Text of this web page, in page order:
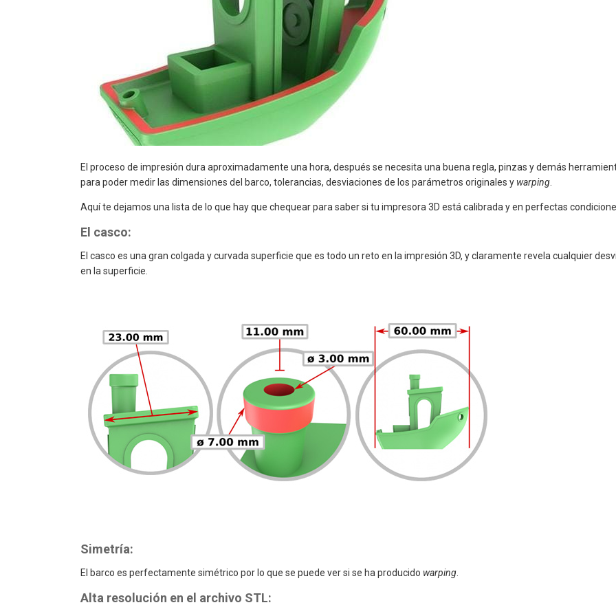
El proceso de impresión dura aproximadamente una hora, después se necesita una buena regla, pinzas y demás
para poder medir las dimensiones del barco, tolerancias, desviaciones de los parámetros originales y warping
Aquí te dejamos una lista de lo que hay que chequear para saber si tu impresora 3D está calibrada y en perfectas
El casco:
El casco es una gran colgada y curvada superficie que es todo un reto en la impresión 3D, y claramente revela cualquier
en la superficie.
Simetría:
El barco es perfectamente simétrico por lo que se puede ver si se ha producido warping
Alta resolución en el archivo STL: